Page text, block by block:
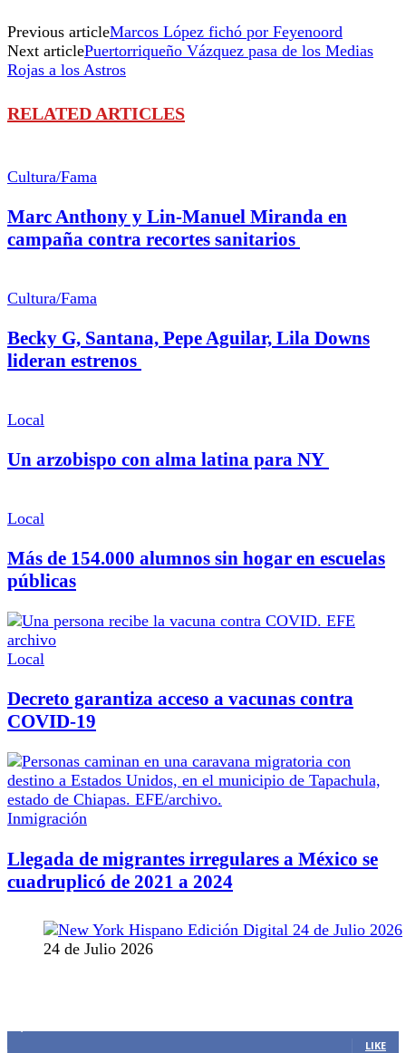
Previous articleMarcos López fichó por Feyenoord
Next articlePuertorriqueño Vázquez pasa de los Medias
Rojas a los Astros
RELATED ARTICLES
Cultura/Fama
Marc Anthony y Lin-Manuel Miranda en
campaña contra recortes sanitarios
Cultura/Fama
Becky G, Santana, Pepe Aguilar, Lila Downs
lideran estrenos
Local
Un arzobispo con alma latina para NY
Local
Más de 154.000 alumnos sin hogar en escuelas
públicas
Local
Decreto garantiza acceso a vacunas contra
COVID-19
Inmigración
Llegada de migrantes irregulares a México se
cuadruplicó de 2021 a 2024
24 de Julio 2026
LIKE